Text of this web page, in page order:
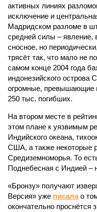
активных линиях
исключение и
Мадридском разломе в
средней силы –
сносное, но
трясёт так, что мало не
самом конце 2004 года
индонезийского
огромные, превышающие
250 тыс. погибших.
На втором месте в
этом плане к уязвимым
Индийского океана,
США, а также некоторые
Средиземноморья. То
Поднебесная с Индией –
«Бронзу» получают
Версия» уже писалао
окончательно проснётся